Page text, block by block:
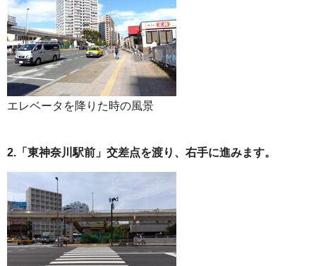
エレベータを降りた時の風景
2.「東神奈川駅前」交差点を渡り、右手に進みます。